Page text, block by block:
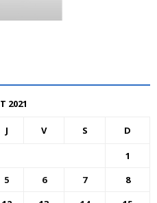
2021
J V S D
1
5 6 7
8